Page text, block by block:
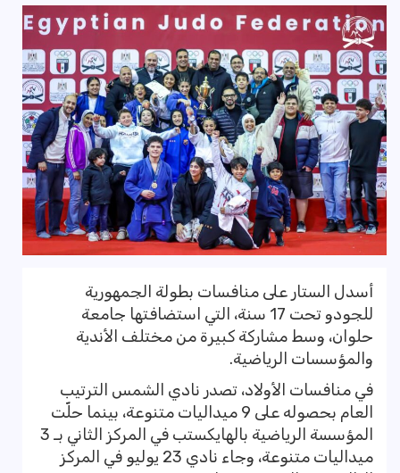
أسدل الستار على منافسات بطولة الجمهورية
للجودو تحت 17 سنة، التي استضافتها جامعة
حلوان، وسط مشاركة كبيرة من مختلف الأندية
والمؤسسات الرياضية.
في منافسات الأولاد، تصدر نادي الشمس الترتيب
العام بحصوله على 9 ميداليات متنوعة، بينما حلّت
المؤسسة الرياضية بالهايكستب في المركز الثاني بـ 3
ميداليات متنوعة، وجاء نادي 23 يوليو في المركز